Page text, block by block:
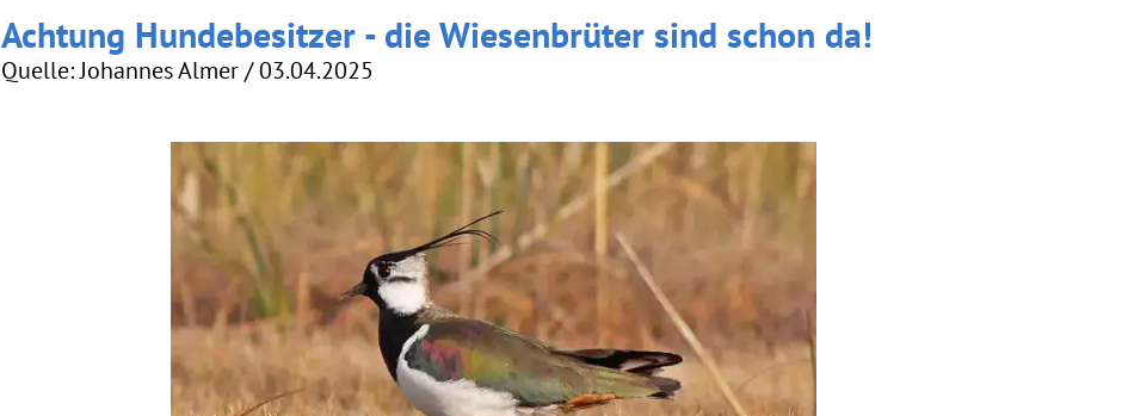
Achtung Hundebesitzer - die Wiesenbrüter sind schon da!
Quelle: Johannes Almer / 03.04.2025